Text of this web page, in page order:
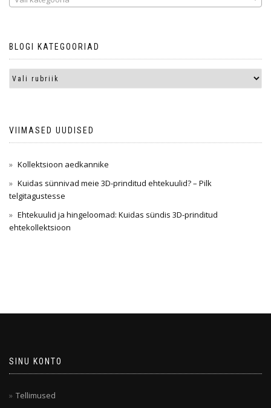
BLOGI KATEGOORIAD
VIIMASED UUDISED
Kollektsioon aedkannike
Kuidas sünnivad meie 3D-prinditud ehtekuulid? – Pilk
telgitagustesse
Ehtekuulid ja hingeloomad: Kuidas sündis 3D-prinditud
ehtekollektsioon
SINU KONTO
Tellimused